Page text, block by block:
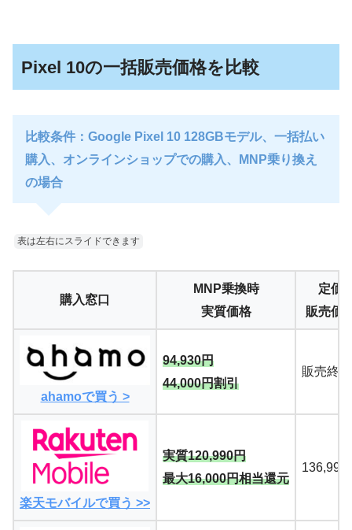
Pixel 10の一括販売価格を比較
比較条件：Google Pixel 10 128GBモデル、一括払い
購入、オンラインショップでの購入、MNP乗り換え
の場合
表は左右にスライドできます
購入窓口
MNP乗換時
実質価格
定価
販売価
ahamoで買う >
94,930円
44,000円割引
販売終了
楽天モバイルで買う >>
実質120,990円
最大16,000円相当還元
136,990